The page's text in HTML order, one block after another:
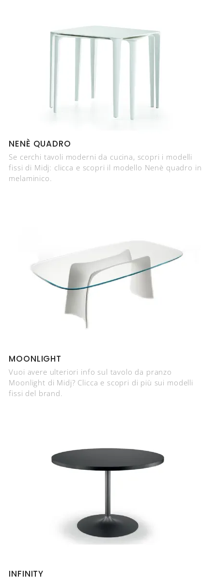
NENÈ QUADRO
Se cerchi tavoli moderni da cucina, scopri i modelli
fissi di Midj: clicca e scopri il modello Nenè quadro in
melaminico.
MOONLIGHT
Vuoi avere ulteriori info sul tavolo da pranzo
Moonlight di Midj? Clicca e scopri di più sui modelli
fissi del brand.
INFINITY